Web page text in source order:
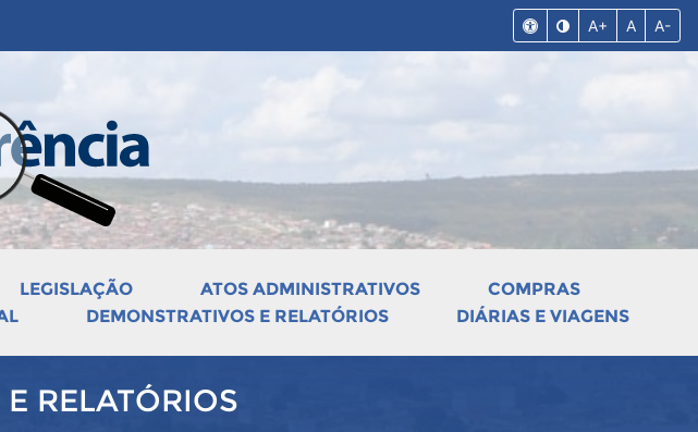
A+ A A-
LEGISLAÇÃO ATOS ADMINISTRATIVOS
COMPRAS
DEMONSTRATIVOS E RELATÓRIOS DIÁRIAS E VIAGENS
RELATÓRIOS